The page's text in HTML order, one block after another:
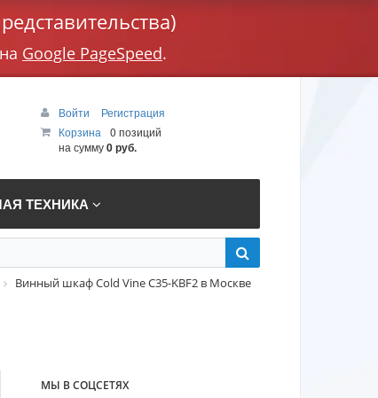
Google PageSpeed.
Войти
Регистрация
Корзина
0 позиций
на сумму0 руб.
ТЕХНИКА
Винный шкаф Cold Vine C35-KBF2 в Москве
МЫ В СОЦСЕТЯХ